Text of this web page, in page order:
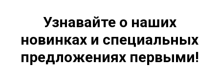
Узнавайте о наших
новинках и специальных
предложениях первыми!